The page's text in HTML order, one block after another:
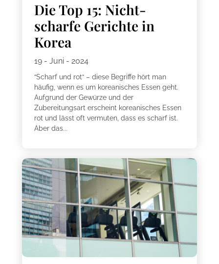
Die Top 15: Nicht-
scharfe Gerichte in
Korea
19 - Juni - 2024
“Scharf und rot“ – diese Begriffe hört man
häufig, wenn es um koreanisches Essen geht.
Aufgrund der Gewürze und der
Zubereitungsart erscheint koreanisches Essen
rot und lässt oft vermuten, dass es scharf ist.
Aber das...